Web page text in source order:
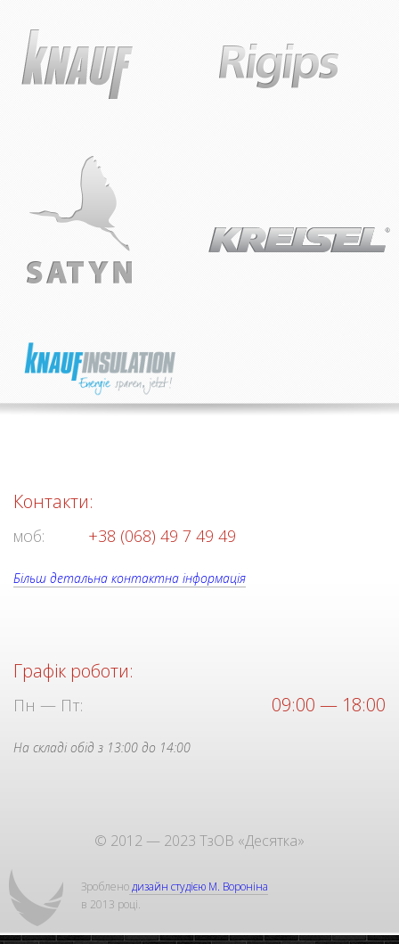
Контакти:
моб: +38 (068) 49 7 49 49
Більш детальна контактна інформація
Графік роботи:
Пн — Пт: 09:00 — 18:00
На складі обід з 13:00 до 14:00
© 2012 — 2023 ТзОВ «Десятка»
Зробленодизайн студією М. Вороніна
в 2013 році.